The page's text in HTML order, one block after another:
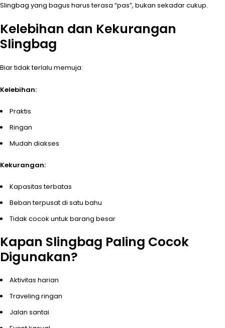
Slingbag yang bagus harus terasa “pas”, bukan sekadar cukup.
Kelebihan dan Kekurangan
Slingbag
Biar tidak terlalu memuja:
Kelebihan:
Praktis
Ringan
Mudah diakses
Kekurangan:
Kapasitas terbatas
Beban terpusat di satu bahu
Tidak cocok untuk barang besar
Kapan Slingbag Paling Cocok
Digunakan?
Aktivitas harian
Traveling ringan
Jalan santai